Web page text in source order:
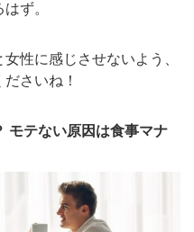
ず。
性に感じさせないよう、
さいね！
モテない原因は食事マナ